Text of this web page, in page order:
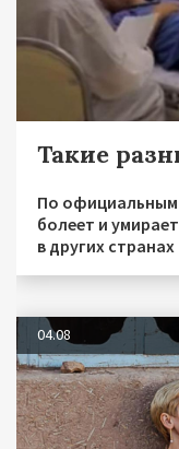
Такие
По официальным
болеет и
в других странах
04.08